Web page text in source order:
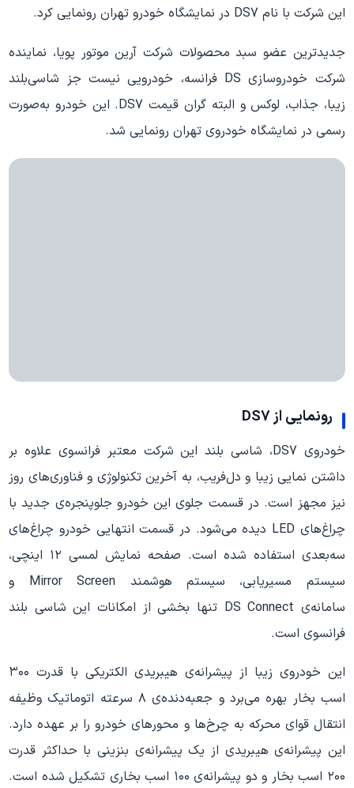
این شرکت با نام DS7 در نمایشگاه خودرو تهران رونمایی کرد.
جدیدترین عضو سبد محصولات شرکت آرین موتور پویا، نماینده
شرکت خودروسازی DS فرانسه، خودرویی نیست جز شاسی‌بلند
زیبا، جذاب، لوکس و البته گران قیمت DS7. این خودرو به‌صورت
رسمی در نمایشگاه خودروی تهران رونمایی شد.
رونمایی از DS7
خودروی DS7، شاسی بلند این شرکت معتبر فرانسوی علاوه بر
داشتن نمایی زیبا و دل‌فریب، به آخرین تکنولوژی‌ و فناوری‌های روز
نیز مجهز است. در قسمت جلوی این خودرو جلوپنجره‌ی جدید با
چراغ‌های LED دیده می‌شود. در قسمت انتهایی خودرو چراغ‌های
سه‌بعدی استفاده شده است. صفحه نمایش لمسی ۱۲ اینچی،
سیستم مسیریابی، سیستم هوشمند Mirror Screen و
سامانه‌ی DS Connect تنها بخشی از امکانات این شاسی بلند
فرانسوی است.
این خودروی زیبا از پیشرانه‌ی هیبریدی الکتریکی با قدرت ۳۰۰
اسب بخار بهره می‌برد و جعبه‌دنده‌ی ۸ سرعته اتوماتیک وظیفه
انتقال قوای محرکه به چرخ‌ها و محورهای خودرو را بر عهده دارد.
این پیشرانه‌ی هیبریدی از یک پیشرانه‌ی بنزینی با حداکثر قدرت
۲۰۰ اسب بخار و دو پیشرانه‌ی ۱۰۰ اسب بخاری تشکیل شده است.